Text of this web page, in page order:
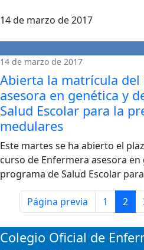
14 de marzo de 2017
14 de marzo de 2017
Abierta la matrícula del
asesora en genética y
Salud Escolar para la
medulares
Este martes se ha abierto el
curso de Enfermera asesora
programa de Salud Escolar
Página previa 1 2
Colegio Oficial de